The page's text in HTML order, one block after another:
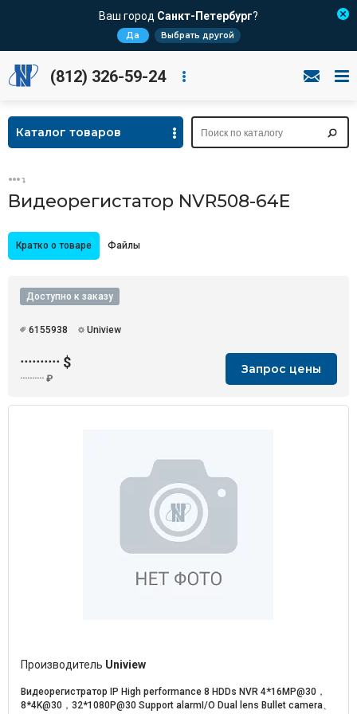
Ваш город Санкт-Петербург?
Да Выбрать другой
(812) 326-59-24
Каталог товаров
Видеорегистатор NVR508-64E
Кратко о товаре Файлы
Доступно к заказу
6155938 Uniview
·········· $
·········· ₽
Запрос цены
Производитель Uniview
Видеорегистратор IP High performance 8 HDDs NVR 4*16MP@30，
8*4K@30，32*1080P@30 Support alarmI/O Dual lens Bullet camera、